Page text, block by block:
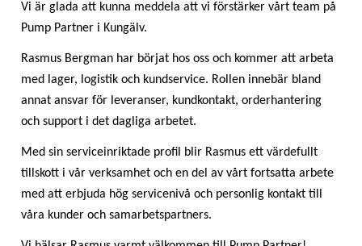
Vi är glada att kunna meddela att vi förstärker vårt team på
Pump Partner i Kungälv.
Rasmus Bergman har börjat hos oss och kommer att arbeta
med lager, logistik och kundservice. Rollen innebär bland
annat ansvar för leveranser, kundkontakt, orderhantering
och support i det dagliga arbetet.
Med sin serviceinriktade profil blir Rasmus ett värdefullt
tillskott i vår verksamhet och en del av vårt fortsatta arbete
med att erbjuda hög servicenivå och personlig kontakt till
våra kunder och samarbetspartners.